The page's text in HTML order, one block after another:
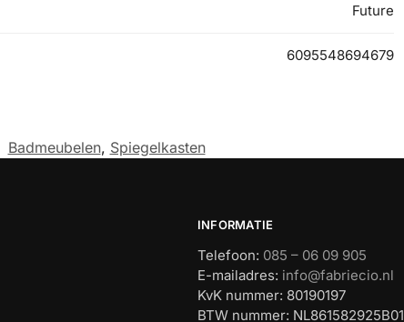
Future
6095548694679
Badmeubelen, Spiegelkasten
INFORMATIE
Telefoon: 085 – 06 09 905
E-mailadres: info@fabriecio.nl
KvK nummer: 80190197
BTW nummer: NL861582925B01